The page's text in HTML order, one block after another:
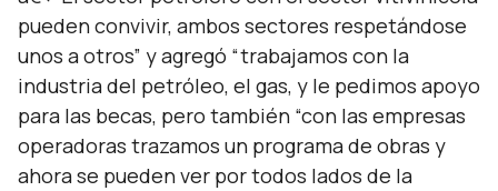
pueden convivir, ambos sectores respetándose
unos a otros” y agregó “trabajamos con la
industria del petróleo, el gas, y le pedimos apoyo
para las becas, pero también “con las empresas
operadoras trazamos un programa de obras y
ahora se pueden ver por todos lados de la